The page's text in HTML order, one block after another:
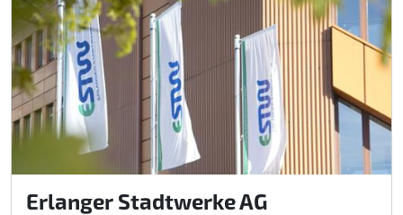
Erlanger Stadtwerke AG